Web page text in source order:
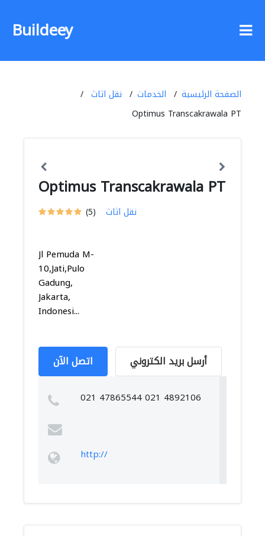
Buildeey
الصفحة الرئيسية الخدمات
نقل اثاث
Optimus Transcakrawala PT
Optimus Transcakrawala PT
(5) نقل اثاث
Jl Pemuda M-
10,Jati,Pulo
Gadung,
Jakarta,
Indonesi...
اتصل الآن أرسل بريد الكتروني
021 47865544 021 4892106
http://